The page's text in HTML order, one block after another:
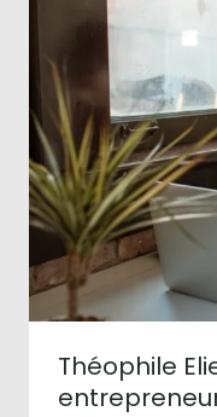
Théophile